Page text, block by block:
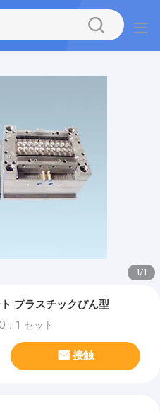
1/1
プラスチックびん型
：1 セット
接触